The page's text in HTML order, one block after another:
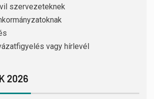
szervezeteknek
vagy hírlevél
2026